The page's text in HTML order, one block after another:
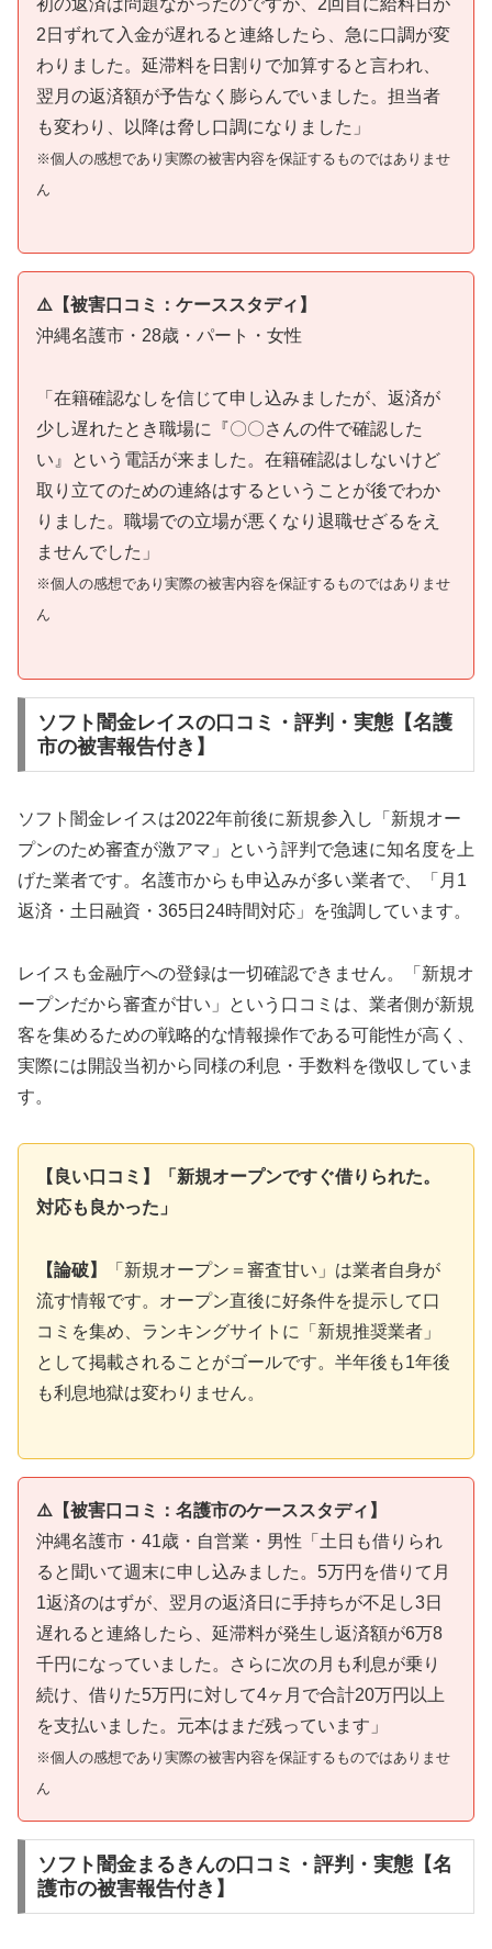
2日ずれて入金が遅れると連絡したら、急に口調が変
わりました。延滞料を日割りで加算すると言われ、
翌月の返済額が予告なく膨らんでいました。担当者
も変わり、以降は脅し口調になりました」
※個人の感想であり実際の被害内容を保証するものではありませ
ん
⚠️【被害口コミ：ケーススタディ】
沖縄名護市・28歳・パート・女性
「在籍確認なしを信じて申し込みましたが、返済が
少し遅れたとき職場に『〇〇さんの件で確認した
い』という電話が来ました。在籍確認はしないけど
取り立てのための連絡はするということが後でわか
りました。職場での立場が悪くなり退職せざるをえ
ませんでした」
※個人の感想であり実際の被害内容を保証するものではありませ
ん
ソフト闇金レイスの口コミ・評判・実態【名護
市の被害報告付き】
ソフト闇金レイスは2022年前後に新規参入し「新規オー
プンのため審査が激アマ」という評判で急速に知名度を上
げた業者です。名護市からも申込みが多い業者で、「月1
返済・土日融資・365日24時間対応」を強調しています。
レイスも金融庁への登録は一切確認できません。「新規オ
ープンだから審査が甘い」という口コミは、業者側が新規
客を集めるための戦略的な情報操作である可能性が高く、
実際には開設当初から同様の利息・手数料を徴収していま
す。
【良い口コミ】「新規オープンですぐ借りられた。
対応も良かった」
【論破】
「新規オープン＝審査甘い」は業者自身が
流す情報です。オープン直後に好条件を提示して口
コミを集め、ランキングサイトに「新規推奨業者」
として掲載されることがゴールです。半年後も1年後
も利息地獄は変わりません。
⚠️【被害口コミ：名護市のケーススタディ】
沖縄名護市・41歳・自営業・男性「土日も借りられ
ると聞いて週末に申し込みました。5万円を借りて月
1返済のはずが、翌月の返済日に手持ちが不足し3日
遅れると連絡したら、延滞料が発生し返済額が6万8
千円になっていました。さらに次の月も利息が乗り
続け、借りた5万円に対して4ヶ月で合計20万円以上
を支払いました。元本はまだ残っています」
※個人の感想であり実際の被害内容を保証するものではありませ
ん
ソフト闇金まるきんの口コミ・評判・実態【名
護市の被害報告付き】